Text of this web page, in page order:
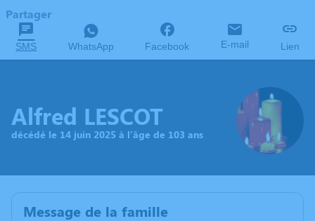
Partager
SMS WhatsApp Facebook E-mail Lien
Alfred LESCOT
décédé le 14 juin 2025 à l'âge de 103 ans
Message de la famille